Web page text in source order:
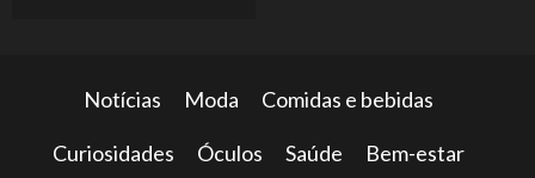
Notícias Moda Comidas e bebidas
Curiosidades Óculos Saúde Bem-estar